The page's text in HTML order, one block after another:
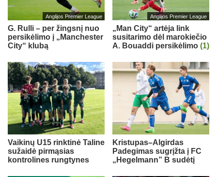
Anglijos Premier League
G. Rulli – per žingsnį nuo
persikėlimo į „Manchester
City“ klubą
Anglijos Premier League
„Man City“ artėja link
susitarimo dėl marokiečio
A. Bouaddi persikėlimo (1)
Vaikinų U15 rinktinė Taline
sužaidė pirmąsias
kontrolines rungtynes
Kristupas–Algirdas
Padegimas sugrįžta į FC
„Hegelmann” B sudėtį